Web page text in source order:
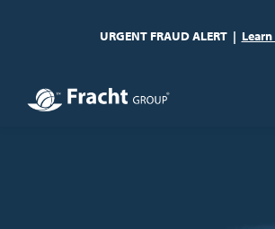
URGENT FRAUD ALERT |